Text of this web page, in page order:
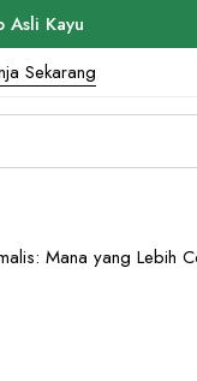
Asli Kayu
Sekarang
Mana yang Lebih